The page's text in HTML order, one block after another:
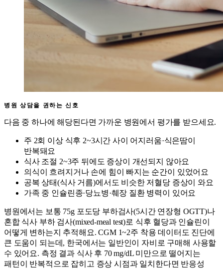
병원 상담을 권하는 신호
다음 중 하나에 해당된다면 가까운 병원에서 평가를 받으세요.
주 2회 이상 식후 2~3시간 사이 어지러움·식은땀이
반복돼요
식사 조절 2~3주 뒤에도 증상이 개선되지 않아요
의식이 흐려지거나 손에 힘이 빠지는 순간이 있었어요
공복 상태(식사 거름)에서도 비슷한 저혈당 증상이 와요
가족 중 인슐린종·당뇨병·췌장 질환 병력이 있어요
병원에서는 보통 75g 포도당 부하검사(5시간 연장형 OGTT)나
혼합 식사 부하 검사(mixed-meal test)로 식후 혈당과 인슐린이
어떻게 변하는지 추적해요. CGM 1~2주 착용 데이터도 진단에
큰 도움이 되는데, 한국에서는 일반인이 자비로 구매해 사용할
수 있어요. 측정 결과 식사 후 70 mg/dL 미만으로 떨어지는
패턴이 반복적으로 잡히고 증상 시점과 일치한다면 반응성